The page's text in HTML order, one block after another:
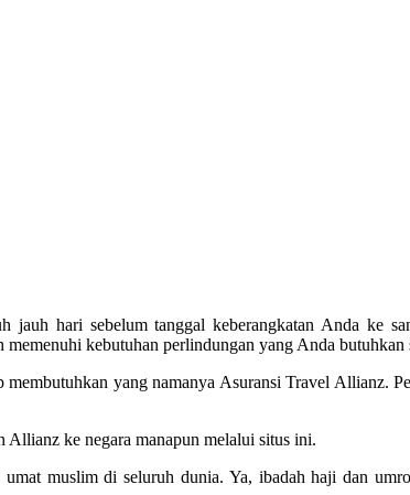
hari sebelum tanggal keberangkatan Anda ke
kebutuhan perlindungan yang Anda butuhkan
yang namanya Asuransi Travel Allianz.
Allianz ke negara manapun melalui situs ini.
muslim di seluruh dunia. Ya, ibadah haji dan